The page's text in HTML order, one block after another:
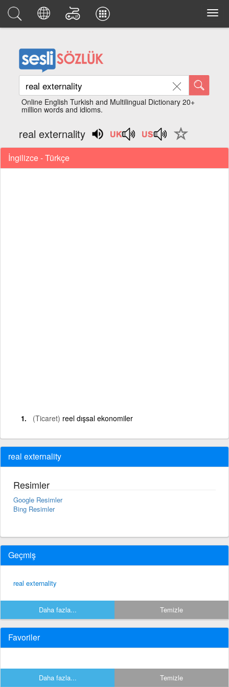
Online English Turkish and Multilingual Dictionary 20+
million words and idioms.
real externality
İngilizce - Türkçe
(Ticaret) reel dışsal ekonomiler
real externality
Resimler
Google Resimler
Bing Resimler
Geçmiş
real externality
Daha fazla... Temizle
Favoriler
Daha fazla... Temizle